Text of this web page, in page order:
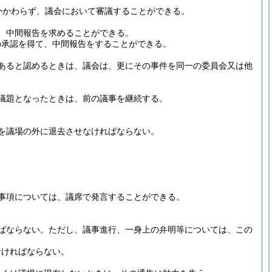
わらず、議会において審議することができる。
間報告を求めることができる。
認を得て、中間報告をすることができる。
と認めるときは、議会は、更にその事件を同一の委員会又は他
となったときは、前の議事を継続する。
場の外に退去させなければならない。
項については、議席で発言することができる。
らない。 ただし、議事進行、一身上の弁明等については、この
ればならない。